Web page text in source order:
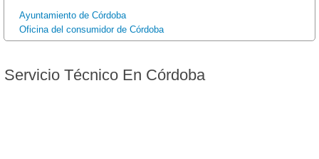
Ayuntamiento de Córdoba
Oficina del consumidor de Córdoba
Servicio Técnico En Córdoba